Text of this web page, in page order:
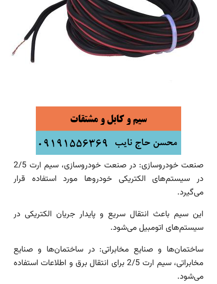
صنعت خودروسازی: در صنعت خودروسازی، سیم ارت 2/5
در سیستم‌های الکتریکی خودروها مورد استفاده قرار
می‌گیرد.
این سیم باعث انتقال سریع و پایدار جریان الکتریکی در
سیستم‌های اتومبیل می‌شود.
ساختمان‌ها و صنایع مخابراتی: در ساختمان‌ها و صنایع
مخابراتی، سیم ارت 2/5 برای انتقال برق و اطلاعات استفاده
می‌شود.